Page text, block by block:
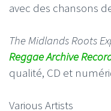
avec des chansons
The Midlands Roots
Reggae Archive
qualité, CD et
Various Artists